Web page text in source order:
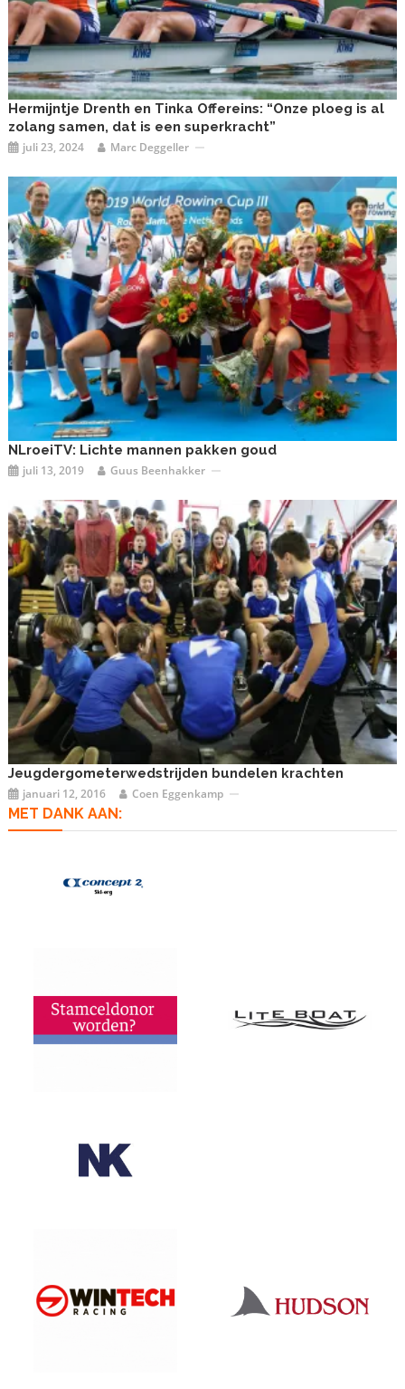
Hermijntje Drenth en Tinka Offereins: “Onze ploeg is al
zolang samen, dat is een superkracht”
juli 23, 2024 Marc Deggeller
NLroeiTV: Lichte mannen pakken goud
juli 13, 2019 Guus Beenhakker
Jeugdergometerwedstrijden bundelen krachten
januari 12, 2016 Coen Eggenkamp
MET DANK AAN: